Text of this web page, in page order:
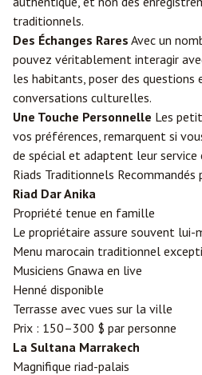
traditionnels.
Des Échanges Rares Avec un
pouvez véritablement interagir
les habitants, poser des questions
conversations culturelles.
Une Touche Personnelle Les
vos préférences, remarquent si
de spécial et adaptent leur service
Riads Traditionnels
Riad Dar Anika
Propriété tenue en famille
Le propriétaire assure souvent lui-
Menu marocain traditionnel
Musiciens Gnawa en live
Henné disponible
Terrasse avec vues sur la ville
Prix : 150–300 $ par personne
La Sultana Marrakech
Magnifique riad-palais